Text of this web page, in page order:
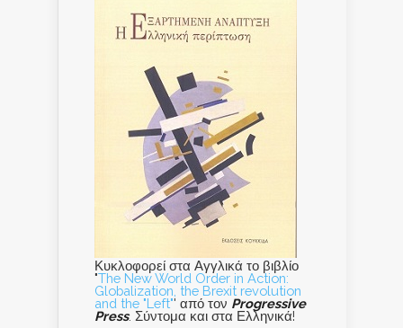
Κυκλοφορεί στα Αγγλικά το βιβλίο
"The New World Order in Action:
Globalization, the Brexit revolution
and the "Left"' από τον Progressive
Press. Σύντομα και στα Ελληνικά!